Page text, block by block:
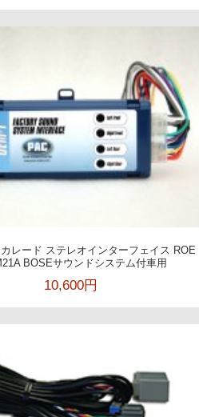
レード ステレオインターフェイス ROE
BOSEサウンドシステム付車用
10,600円